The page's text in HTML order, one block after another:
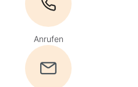
Anrufen